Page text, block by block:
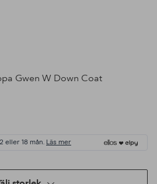
Gwen W Down Coat
eller 18 mån. Läs mer